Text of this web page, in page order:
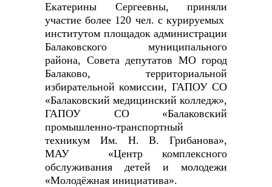
Екатерины Сергеевны, приняли
участие более 120 чел. с курируемых
институтом площадок администрации
Балаковского муниципального
района, Совета депутатов МО город
Балаково, территориальной
избирательной комиссии, ГАПОУ СО
«Балаковский медицинский колледж»,
ГАПОУ СО «Балаковский
промышленно-транспортный
техникум Им. Н. В. Грибанова»,
МАУ «Центр комплексного
обслуживания детей и молодежи
«Молодёжная инициатива».